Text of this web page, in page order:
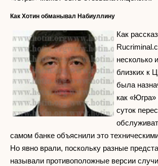
Как Хотин обманывал Набиуллину
Как
несколько
близких к
была
как «Югра»
суток
самом банке объяснили это
Но явно врали, поскольку разные
называли противоположные версии